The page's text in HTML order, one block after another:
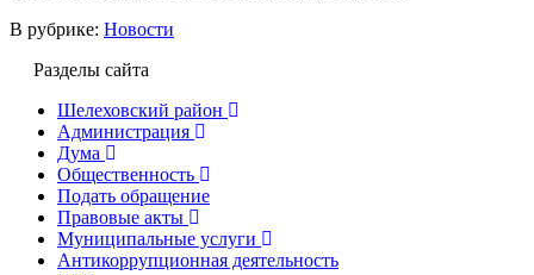
В рубрике: Новости
Разделы сайта
Шелеховский район
Администрация
Дума
Общественность
Подать обращение
Правовые акты
Муниципальные услуги
Антикоррупционная деятельность